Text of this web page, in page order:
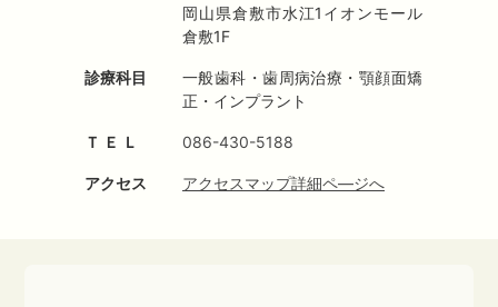
歯医者の概念生まれたら、グリーン歯科に
～生涯、健康でいたい方に選ばれる歯医者～を超え
た健康ステーションに
岡山県倉敷市水江1イオンモール
倉敷1F
診療科目
一般歯科・歯周病治療・顎顔面矯
正・インプラント
Ｔ Ｅ Ｌ 086-430-5188
アクセス アクセスマップ詳細ペ―ジへ